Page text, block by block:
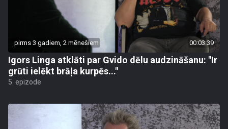
pirms 3 gadiem, 2 mēnešiem 00:03:39
Igors Linga atklāti par Gvido dēlu audzināšanu: "Ir
grūti ielēkt brāļa kurpēs..."
5. epizode